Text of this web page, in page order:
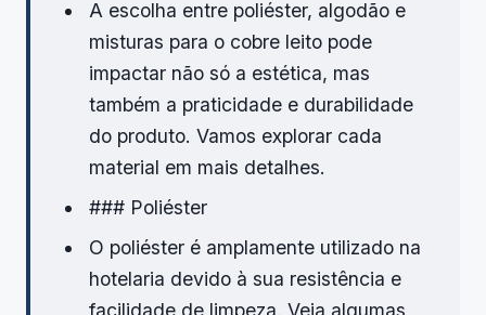
A escolha entre poliéster, algodão e
misturas para o cobre leito pode
impactar não só a estética, mas
também a praticidade e durabilidade
do produto. Vamos explorar cada
material em mais detalhes.
### Poliéster
O poliéster é amplamente utilizado na
hotelaria devido à sua resistência e
facilidade de limpeza. Veja algumas